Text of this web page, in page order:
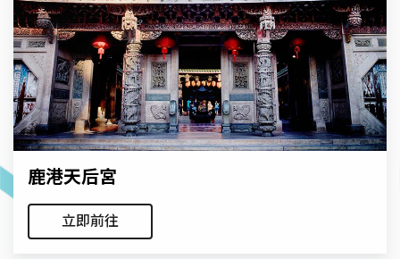
鹿港天后宮
立即前往